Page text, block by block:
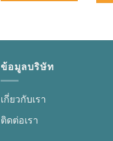
ข้อมูลบริษัท
เกี่ยวกับเรา
ติดต่อเรา